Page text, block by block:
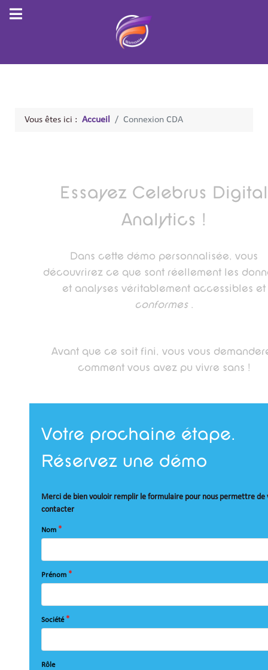
Vous êtes ici : Accueil Connexion CDA
Essayez Celebrus Digital
Analytics !
Dans cette démo personnalisée, vous
découvrirez ce que sont réellement les
et analyses véritablement accessibles et
conformes .
Avant que ce soit fini, vous vous
comment vous avez pu vivre sans !
Votre prochaine étape.
Réservez une démo
Merci de bien vouloir remplir le formulaire pour nous permettre de
contacter
Nom
Prénom
Société
Rôle